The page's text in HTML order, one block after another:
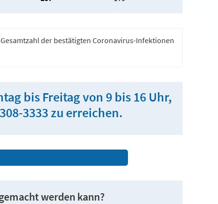
der bestätigten Coronavirus-Infektionen
bis Freitag von 9 bis 16 Uhr,
3333 zu erreichen.
werden kann?